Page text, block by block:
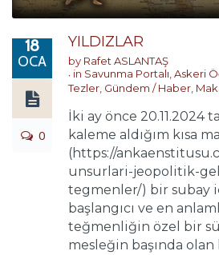
18
OCA
0
YILDIZLAR
by Rafet ASLANTAŞ
in Savunma Portalı Askeri
Tezler Gündem / Haber
İki ay önce 20.11.2024
kaleme aldığım kısa
(https://
unsurlari-jeopolitik-
tegmenler/) bir subay
başlangıcı ve en
teğmenliğin özel bir
mesleğin başında